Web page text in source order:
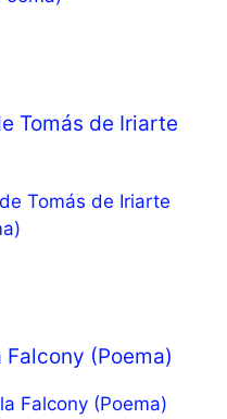
Tomás de Iriarte
(Poema)